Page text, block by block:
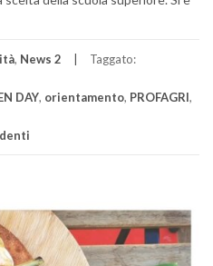
, News 2 Taggato:
DAY, orientamento, PROFAGRI,